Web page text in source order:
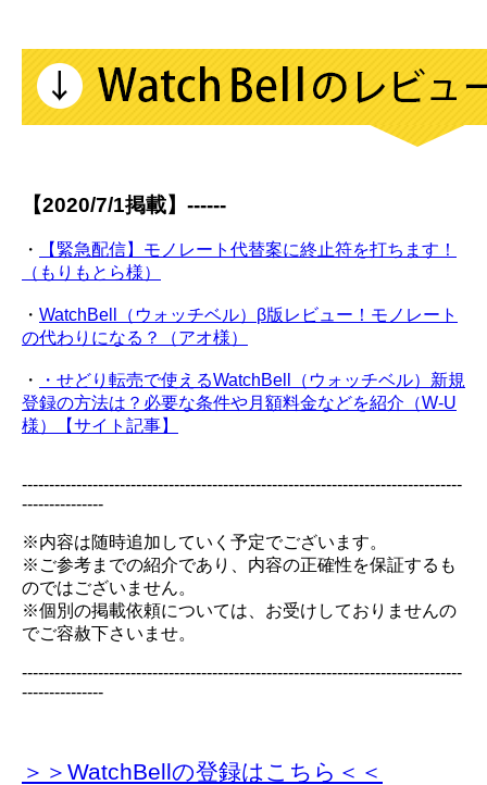
【2020/7/1掲載】------
・
【緊急配信】モノレート代替案に終止符を打ちます！
（もりもとら様）
・ WatchBell（ウォッチベル）β版レビュー！モノレート
の代わりになる？（アオ様）
・
・せどり転売で使えるWatchBell（ウォッチベル）新規
登録の方法は？必要な条件や月額料金などを紹介（W-U
様）【サイト記事】
---------------------------------------------------------------------------------
---------------
※内容は随時追加していく予定でございます。
※ご参考までの紹介であり、内容の正確性を保証するも
のではございません。
※個別の掲載依頼については、お受けしておりませんの
でご容赦下さいませ。
---------------------------------------------------------------------------------
---------------
＞＞WatchBellの登録はこちら＜＜